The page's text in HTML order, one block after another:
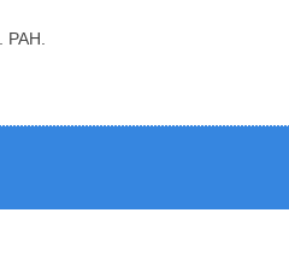
. РАН.